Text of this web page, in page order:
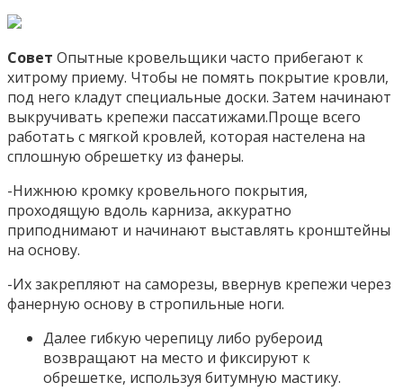
Совет Опытные кровельщики часто прибегают к
хитрому приему. Чтобы не помять покрытие кровли,
под него кладут специальные доски. Затем начинают
выкручивать крепежи пассатижами.Проще всего
работать с мягкой кровлей, которая настелена на
сплошную обрешетку из фанеры.
-Нижнюю кромку кровельного покрытия,
проходящую вдоль карниза, аккуратно
приподнимают и начинают выставлять кронштейны
на основу.
-Их закрепляют на саморезы, ввернув крепежи через
фанерную основу в стропильные ноги.
Далее гибкую черепицу либо рубероид
возвращают на место и фиксируют к
обрешетке, используя битумную мастику.